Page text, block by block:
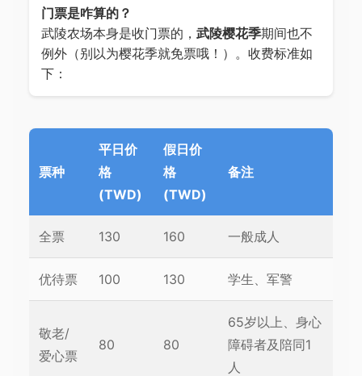
门票是咋算的？
武陵农场本身是收门票的， 武陵樱花季期间也不
例外（别以为樱花季就免票哦！）。收费标准如
下：
票种
平日价
格
(TWD)
假日价
格
(TWD)
备注
全票 130 160 一般成人
优待票 100 130 学生、军警
敬老/
爱心票
80 80
65岁以上、身心
障碍者及陪同1
人